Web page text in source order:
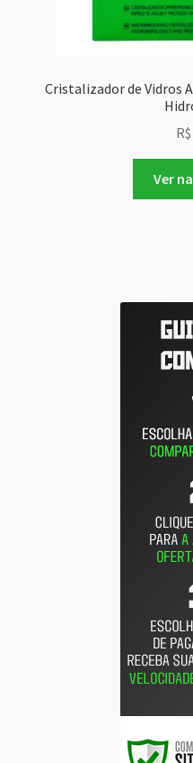
Cristalizador de Vidros
R$
Ver